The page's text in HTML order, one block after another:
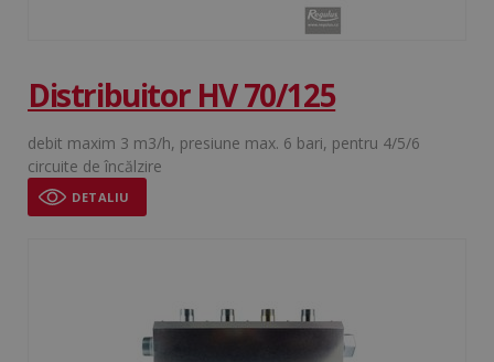
Distribuitor HV 70/125
debit maxim 3 m3/h, presiune max. 6 bari, pentru 4/5/6
circuite de încălzire
DETALIU